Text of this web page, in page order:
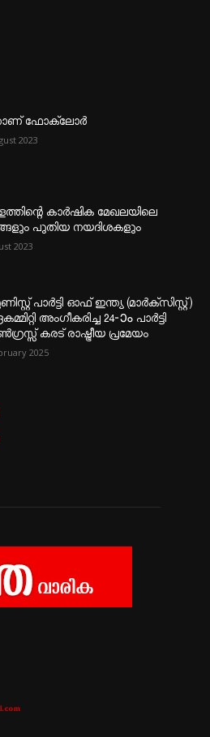
ഫോക്‌ലോർ
2023
കാർഷിക മേഖലയിലെ
പുതിയ നയദിശകളും
2023
പാർട്ടി ഓഫ് ഇന്ത്യ (മാർക്സിസ്റ്റ്)
അംഗീകരിച്ച 24‐ാം പാർട്ടി
കരട് രാഷ്ട്രീയ പ്രമേയം
2025